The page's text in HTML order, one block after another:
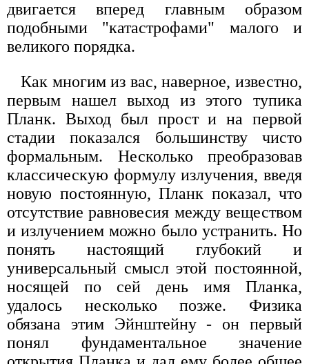
двигается вперед главным образом
подобными "катастрофами" малого и
великого порядка.
Как многим из вас, наверное, известно,
первым нашел выход из этого тупика
Планк. Выход был прост и на первой
стадии показался большинству чисто
формальным. Несколько преобразовав
классическую формулу излучения, введя
новую постоянную, Планк показал, что
отсутствие равновесия между веществом
и излучением можно было устранить. Но
понять настоящий глубокий и
универсальный смысл этой постоянной,
носящей по сей день имя Планка,
удалось несколько позже. Физика
обязана этим Эйнштейну - он первый
понял фундаментальное значение